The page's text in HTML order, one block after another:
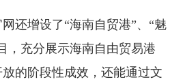
还增设了“海南自贸港”、“魅
，充分展示海南自由贸易港
的阶段性成效，还能通过文